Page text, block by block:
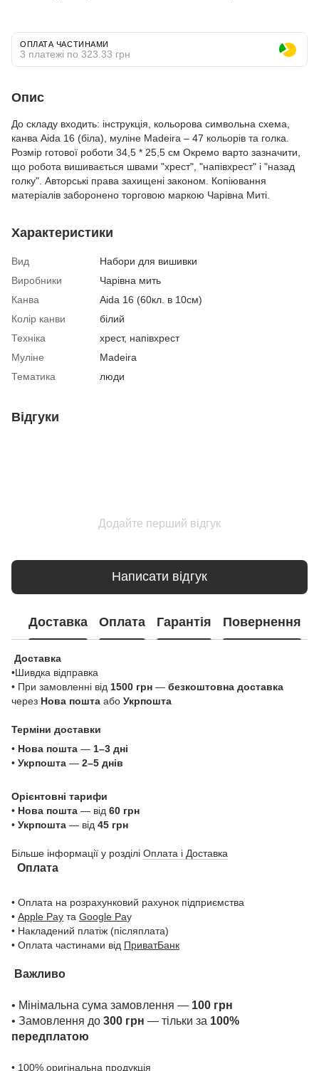
ОПЛАТА ЧАСТИНАМИ
3 платежі по 323.33 грн
Опис
До складу входить: інструкція, кольорова символьна схема,
канва Aida 16 (біла), муліне Madeira – 47 кольорів та голка.
Розмір готової роботи 34,5 * 25,5 см Окремо варто зазначити,
що робота вишивається швами "хрест", "напівхрест" і "назад
голку". Авторські права захищені законом. Копіювання
матеріалів заборонено торговою маркою Чарівна Миті.
Характеристики
Вид
Набори для вишивки
Виробники
Чарівна мить
Канва
Aida 16 (60кл. в 10см)
Колір канви
білий
Техніка
хрест, напівхрест
Муліне
Madeira
Тематика
люди
Відгуки
Додайте перший відгук
Написати відгук
Доставка Оплата Гарантія Повернення
Доставка
•Шивдка відправка
• При замовленні від 1500 грн — безкоштовна доставка
через Нова пошта або Укрпошта
Терміни доставки
• Нова пошта — 1–3 дні
• Укрпошта — 2–5 днів
Орієнтовні тарифи
• Нова пошта — від 60 грн
• Укрпошта — від 45 грн
Більше інформації у розділі Оплата і Доставка
Оплата
• Оплата на розрахунковий рахунок підприємства
• Apple Pay та Google Pay
• Накладений платіж (післяплата)
• Оплата частинами від ПриватБанк
Важливо
• Мінімальна сума замовлення — 100 грн
• Замовлення до 300 грн — тільки за 100%
передплатою
• 100% оригінальна продукція